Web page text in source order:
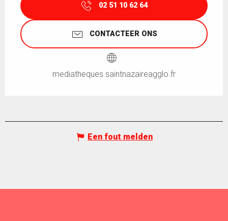
02 51 10 62 64
CONTACTEER ONS
mediatheques.saintnazaireagglo.fr
Een fout melden